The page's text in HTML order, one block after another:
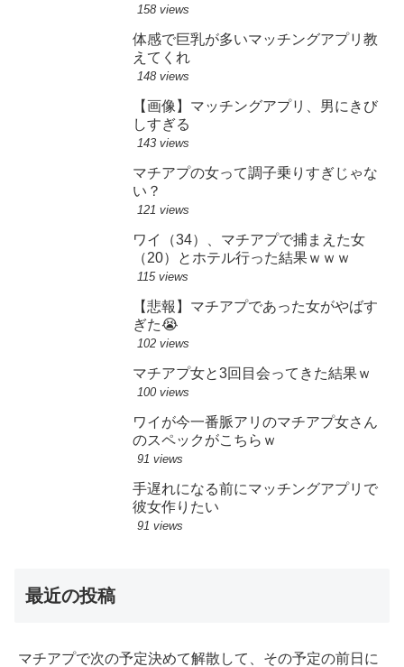
158 views
体感で巨乳が多いマッチングアプリ教
えてくれ
148 views
【画像】マッチングアプリ、男にきび
しすぎる
143 views
マチアプの女って調子乗りすぎじゃな
い？
121 views
ワイ（34）、マチアプで捕まえた女
（20）とホテル行った結果ｗｗｗ
115 views
【悲報】マチアプであった女がやばす
ぎた😭
102 views
マチアプ女と3回目会ってきた結果ｗ
100 views
ワイが今一番脈アリのマチアプ女さん
のスペックがこちらｗ
91 views
手遅れになる前にマッチングアプリで
彼女作りたい
91 views
最近の投稿
マチアプで次の予定決めて解散して、その予定の前日に